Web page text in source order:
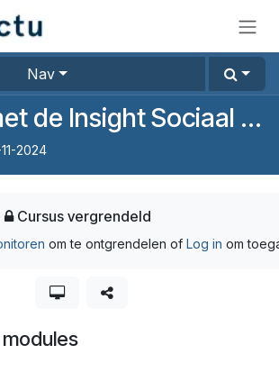
Nav
Werken met de Insight Sociaal Domeinmonitor
2024
Cursus vergrendeld
om te ontgrendelen of Log in om